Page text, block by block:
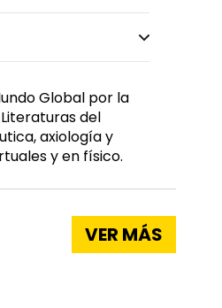
Global por la
del
axiología y
y en físico.
VER MÁS